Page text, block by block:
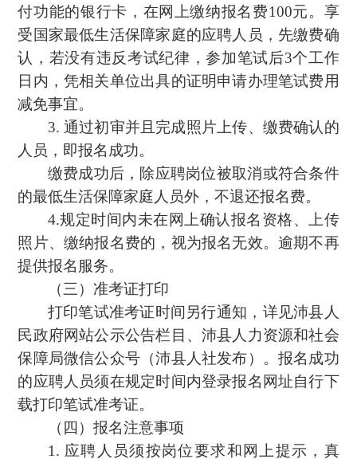
付功能的银行卡，在网上缴纳报名费100元。享
受国家最低生活保障家庭的应聘人员，先缴费确
认，若没有违反考试纪律，参加笔试后3个工作
日内，凭相关单位出具的证明申请办理笔试费用
减免事宜。
3. 通过初审并且完成照片上传、缴费确认的
人员，即报名成功。
缴费成功后，除应聘岗位被取消或符合条件
的最低生活保障家庭人员外，不退还报名费。
4.规定时间内未在网上确认报名资格、上传
照片、缴纳报名费的，视为报名无效。逾期不再
提供报名服务。
（三）准考证打印
打印笔试准考证时间另行通知，详见沛县人
民政府网站公示公告栏目、沛县人力资源和社会
保障局微信公众号（沛县人社发布）。报名成功
的应聘人员须在规定时间内登录报名网址自行下
载打印笔试准考证。
（四）报名注意事项
1. 应聘人员须按岗位要求和网上提示，真